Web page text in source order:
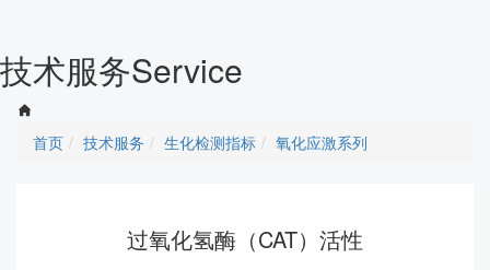
技术服务Service
首页 技术服务 生化检测指标 氧化应激系列
过氧化氢酶（CAT）活性